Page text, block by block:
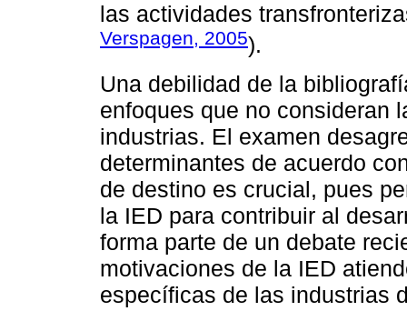
las actividades
Verspagen, 2005).
Una debilidad de la
enfoques que no consideran
industrias. El examen
determinantes de acuerdo
de destino es crucial, pues
la IED para contribuir al
forma parte de un debate
motivaciones de la IED
específicas de las industrias